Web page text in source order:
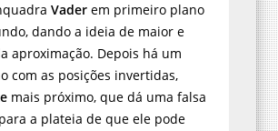
Vader em primeiro plano
dando a ideia de maior e
aproximação. Depois há um
com as posições invertidas,
mais próximo, que dá uma falsa
a plateia de que ele pode